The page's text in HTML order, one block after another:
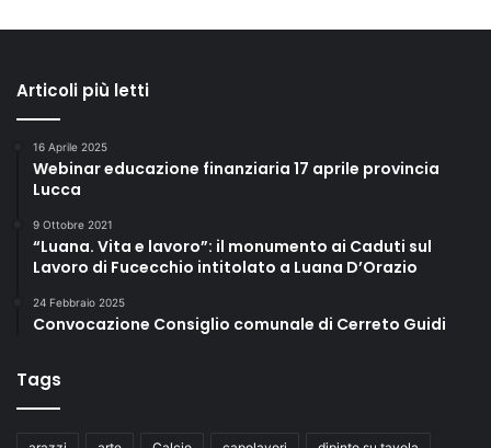
Articoli più letti
16 Aprile 2025
Webinar educazione finanziaria 17 aprile provincia
Lucca
9 Ottobre 2021
“Luana. Vita e lavoro”: il monumento ai Caduti sul
Lavoro di Fucecchio intitolato a Luana D’Orazio
24 Febbraio 2025
Convocazione Consiglio comunale di Cerreto Guidi
Tags